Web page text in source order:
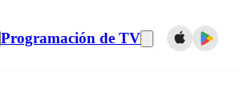
Programación de TV